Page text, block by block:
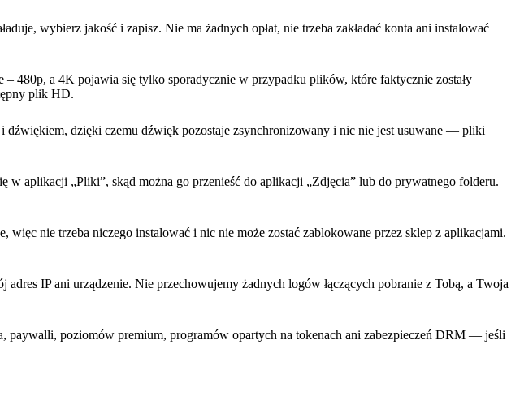
wybierz jakość i zapisz. Nie ma żadnych opłat, nie trzeba zakładać konta ani instalować
480p, a 4K pojawia się tylko sporadycznie w przypadku plików, które faktycznie zostały
plik HD.
dzięki czemu dźwięk pozostaje zsynchronizowany i nic nie jest usuwane — pliki
aplikacji „Pliki”, skąd można go przenieść do aplikacji „Zdjęcia” lub do prywatnego folderu.
nie trzeba niczego instalować i nic nie może zostać zablokowane przez sklep z aplikacjami.
IP ani urządzenie. Nie przechowujemy żadnych logów łączących pobranie z Tobą, a Twoja
paywalli, poziomów premium, programów opartych na tokenach ani zabezpieczeń DRM — jeśli